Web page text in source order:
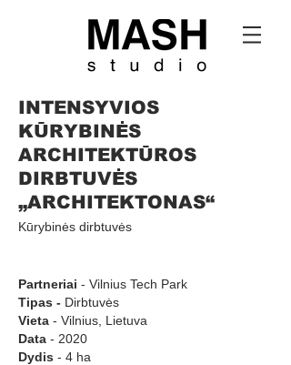
INTENSYVIOS
KŪRYBINĖS
ARCHITEKTŪROS
DIRBTUVĖS
„ARCHITEKTONAS“
Kūrybinės dirbtuvės
Partneriai - Vilnius Tech Park
Tipas - Dirbtuvės
Vieta - Vilnius, Lietuva
Data - 2020
Dydis - 4 ha